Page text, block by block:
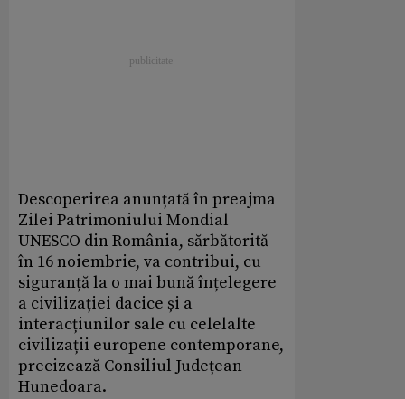
Descoperirea anunțată în preajma
Zilei Patrimoniului Mondial
UNESCO din România, sărbătorită
în 16 noiembrie, va contribui, cu
siguranță la o mai bună înțelegere
a civilizației dacice și a
interacțiunilor sale cu celelalte
civilizații europene contemporane,
precizează Consiliul Județean
Hunedoara.